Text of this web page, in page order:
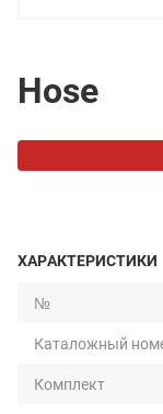
Hose
ХАРАКТЕРИСТИКИ
№
Каталожный
Комплект